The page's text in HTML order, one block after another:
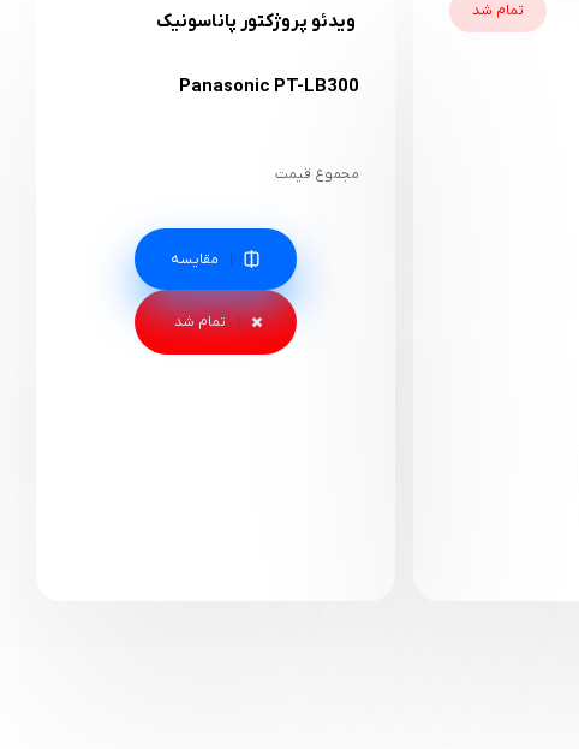
تمام شد ویدئو پروژکتور پاناسونیک
Panasonic PT-LB300
مجموع قیمت
مقایسه